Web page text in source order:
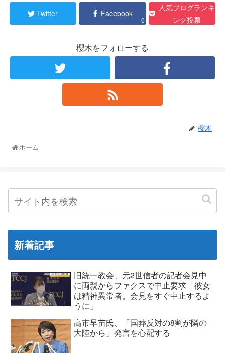
Twitter Facebook
0
人気ブログランキ
ング投票
櫻木をフォローする
櫻木
ホーム
新着記事
旧統一教会、元2世信者の記者会見中
に両親からファクスで中止要求「彼女
は精神異常者。会見をすぐ中止するよ
うに」
高市早苗氏、「国葬反対の8割が隣の
大陸から」発言を心配する